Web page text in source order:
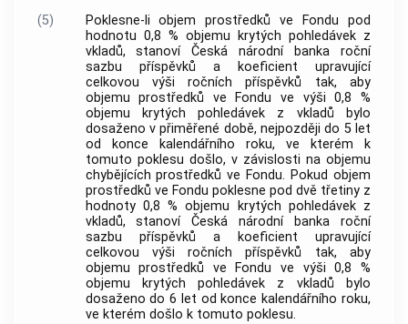
(5)
Poklesne-li objem prostředků ve Fondu pod
hodnotu 0,8 % objemu krytých pohledávek z
vkladů, stanoví Česká národní banka roční
sazbu příspěvků a koeficient upravující
celkovou výši ročních příspěvků tak, aby
objemu prostředků ve Fondu ve výši 0,8 %
objemu krytých pohledávek z vkladů bylo
dosaženo v přiměřené době, nejpozději do 5 let
od konce kalendářního roku, ve kterém k
tomuto poklesu došlo, v závislosti na objemu
chybějících prostředků ve Fondu. Pokud objem
prostředků ve Fondu poklesne pod dvě třetiny z
hodnoty 0,8 % objemu krytých pohledávek z
vkladů, stanoví Česká národní banka roční
sazbu příspěvků a koeficient upravující
celkovou výši ročních příspěvků tak, aby
objemu prostředků ve Fondu ve výši 0,8 %
objemu krytých pohledávek z vkladů bylo
dosaženo do 6 let od konce kalendářního roku,
ve kterém došlo k tomuto poklesu.